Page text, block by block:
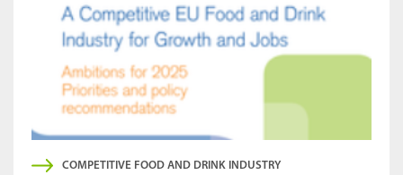
COMPETITIVE FOOD AND DRINK INDUSTRY